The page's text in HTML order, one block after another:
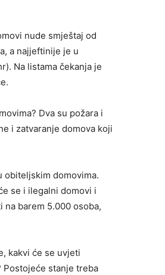
nude smještaj od
a najjeftinije je u
Na listama čekanja je
Dva su požara i
i zatvaranje domova koji
obiteljskim domovima.
se i ilegalni domovi i
barem 5.000 osoba,
kakvi će se uvjeti
stanje treba